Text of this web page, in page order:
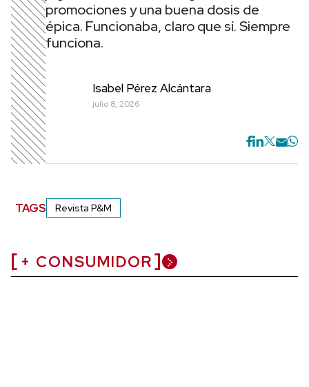
promociones y una buena dosis de
épica. Funcionaba, claro que sí. Siempre
funciona.
Isabel Pérez Alcántara
julio 8, 2026
TAGS Revista P&M
+ CONSUMIDOR